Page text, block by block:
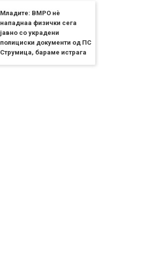
Младите: ВМРО нè
нападнаа физички сега
јавно со украдени
полициски документи од ПС
Струмица, бараме истрага